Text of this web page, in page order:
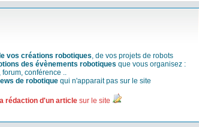
vos créations robotiques, de vos projets de robots
des évènements robotiques que vous organisez :
conférence ..
de robotique qui n'apparait pas sur le site
la rédaction d'un article sur le site